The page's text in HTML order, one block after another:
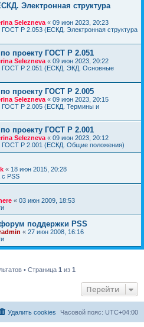
Электронная структура
Selezneva « 09 июн 2023, 20:23
ГОСТ Р 2.053 (ЕСКД. Электронная структура
проекту ГОСТ Р 2.051
Selezneva « 09 июн 2023, 20:22
ГОСТ Р 2.051 (ЕСКД. ЭКД. Основные
проекту ГОСТ Р 2.005
Selezneva « 09 июн 2023, 20:15
ГОСТ Р 2.005 (ЕСКД. Термины и
проекту ГОСТ Р 2.001
Selezneva « 09 июн 2023, 20:12
ГОСТ Р 2.001 (ЕСКД. Общие положения)
« 18 июн 2015, 20:28
с PSS
« 03 июн 2009, 18:53
поддержки PSS
« 27 июн 2008, 16:16
• Страница 1 из 1
Перейти
Часовой пояс: UTC+04:00
Удалить cookies